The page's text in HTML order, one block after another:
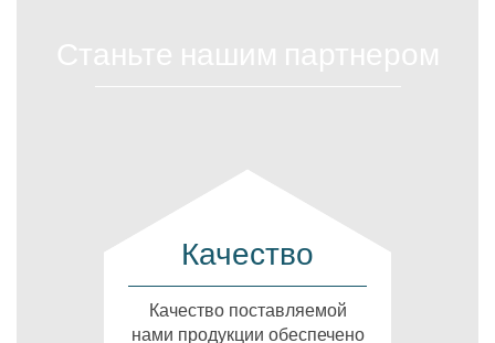
Качество
Качество поставляемой
нами продукции обеспечено